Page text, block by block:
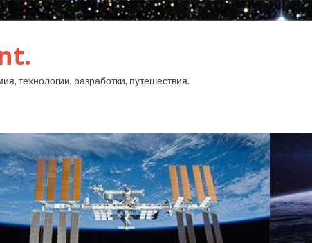
технологии, разработки, путешествия.